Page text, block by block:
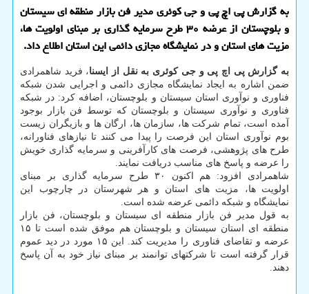
به گزارش پی اچ پی و جی کوئری مدیر فن بازار منطقه ای سیستان
و بلوچستان از عرضه ۳۰ طرح سرمایه گذاری بر مبنای اولویت ها،
مزیت های استان و در نمایشگاه مجازی دائمی این استان اطلاع داد.
به گزارش پی اچ پی و جی کوئری به نقل از ایسنا، فرید شاهمرادی
ضمن اشاره به ایجاد نمایشگاه مجازی دائمی و اجرایی شدن شبکه
فناوری و نوآوری استان سیستان و بلوچستان، اضافه کرد: در شبکه
فناوری و نوآوری سیستان و بلوچستان که توسط فن بازار بوجود
آمده است، تمام شرکت ها، سازمان ها، ارگان ها و بازیگران زیست
بوم نوآوری استان این فرصت را پیدا می کنند تا نیازهای فناورانه،
طرح های پژوهشی، فرصت های کارآفرینی و سرمایه گذاری خویش
را عرضه و پاسخ های مناسب دریافت نمایند.
شاهمرادی افزود: هم اکنون ۳۰ طرح سرمایه گذاری بر مبنای
اولویت ها، مزیت های استان و هر شهرستان در چارچوب این
نمایشگاه و شبکه دائمی عرضه شده است.
به قول مدیر فن بازار منطقه ای سیستان و بلوچستان، فن بازار
منطقه ای استان سیستان و بلوچستان هم موفق شده است تا ۱۵
عرضه و تقاضای فناوری را مدیریت کند. این ۱۵ مورد در دید عموم
قرار گرفته است تا شرکتهای توانمند بر مبنای نیاز خود به آن پاسخ
دهند.